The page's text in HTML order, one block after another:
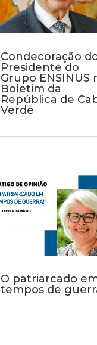
Condecoração
Presidente do
Grupo ENSINUS
Boletim da
República de
Verde
O patriarcado
tempos de